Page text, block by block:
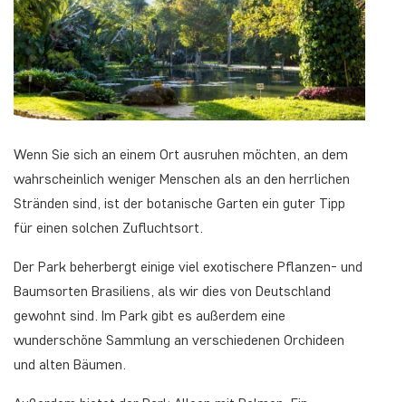
Wenn Sie sich an einem Ort ausruhen möchten, an dem
wahrscheinlich weniger Menschen als an den herrlichen
Stränden sind, ist der botanische Garten ein guter Tipp
für einen solchen Zufluchtsort.
Der Park beherbergt einige viel exotischere Pflanzen- und
Baumsorten Brasiliens, als wir dies von Deutschland
gewohnt sind. Im Park gibt es außerdem eine
wunderschöne Sammlung an verschiedenen Orchideen
und alten Bäumen.